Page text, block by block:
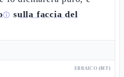
ⓘ sulla faccia del
EBRAICO (MT)